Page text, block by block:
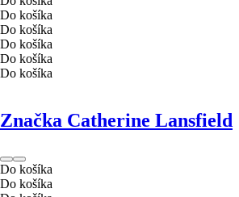
Do košíka
Do košíka
Do košíka
Do košíka
Do košíka
Značka Catherine Lansfield
Do košíka
Do košíka